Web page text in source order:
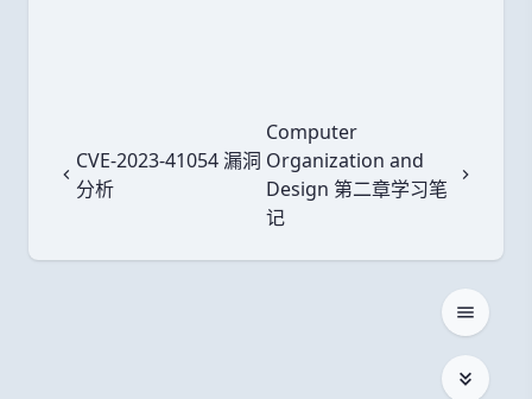
上一篇
CVE-2023-41054 漏洞
分析
Computer
Organization and
Design 第二章学习笔
记